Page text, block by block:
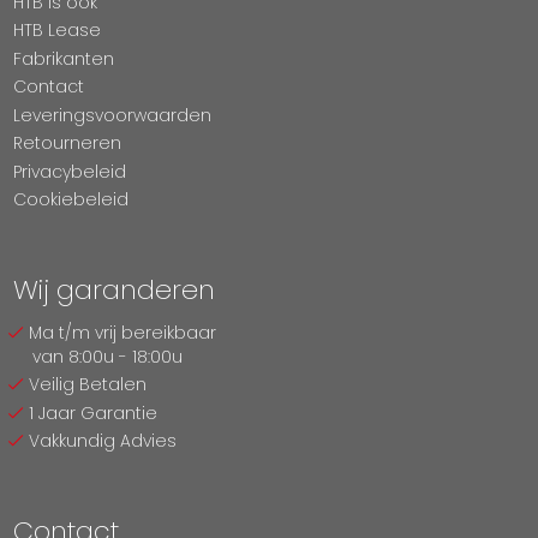
HTB Lease
Fabrikanten
Contact
Leveringsvoorwaarden
Retourneren
Privacybeleid
Cookiebeleid
Wij garanderen
Ma t/m vrij bereikbaar
van 8:00u - 18:00u
Veilig Betalen
1 Jaar Garantie
Vakkundig Advies
Contact